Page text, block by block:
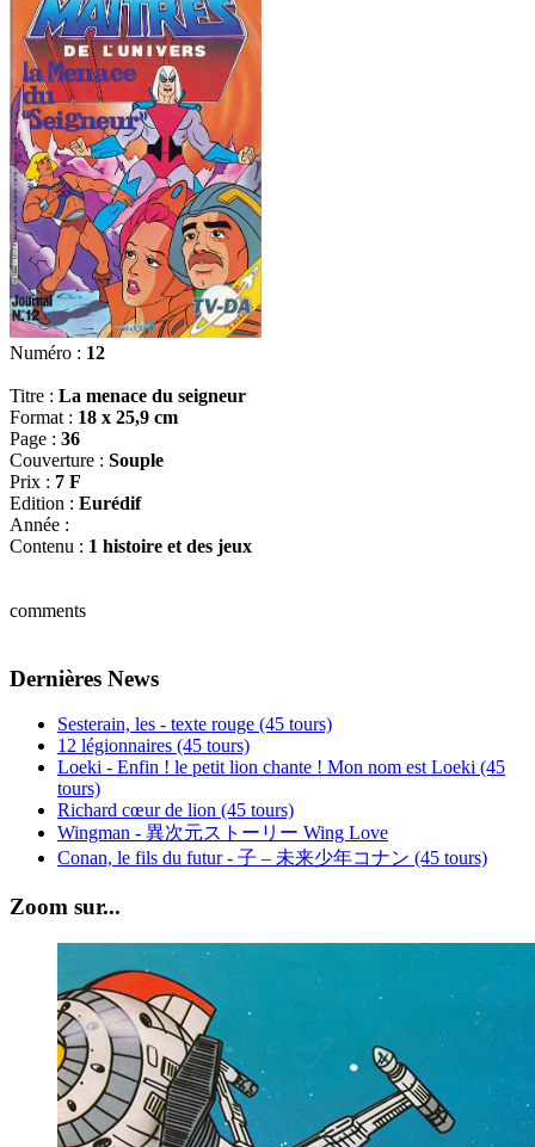
Numéro : 12
Titre : La menace du seigneur
Format : 18 x 25,9 cm
Page : 36
Couverture : Souple
Prix : 7 F
Edition : Eurédif
Année :
Contenu : 1 histoire et des jeux
comments
Dernières News
Sesterain, les - texte rouge (45 tours)
12 légionnaires (45 tours)
Loeki - Enfin ! le petit lion chante ! Mon nom est Loeki (45
tours)
Richard cœur de lion (45 tours)
Wingman - 異次元ストーリー Wing Love
Conan, le fils du futur - 子 – 未来少年コナン (45 tours)
Zoom sur...